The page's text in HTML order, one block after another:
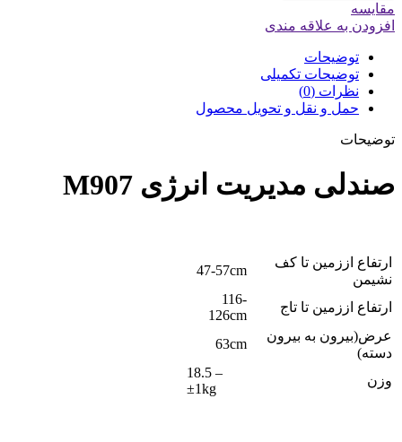
مقایسه
افزودن به علاقه مندی
توضیحات
توضیحات تکمیلی
نظرات (0)
حمل و نقل و تحویل محصول
توضیحات
صندلی مدیریت انرژی M907
ارتفاع اززمین تا کف
نشیمن
47-57cm
ارتفاع اززمین تا تاج
116-
126cm
عرض(بیرون به بیرون
دسته)
63cm
وزن
18.5 –
±1kg